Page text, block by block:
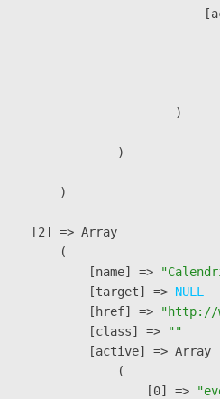
                        )
                )
        )
    [2] => Array
        (
            [name] =>
            [target] =>
NULL
            [href] =>
"http://
            [class] =>
""
            [active] => Array
                (
                    [0] =>